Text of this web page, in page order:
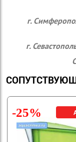
г.
г.
-25%